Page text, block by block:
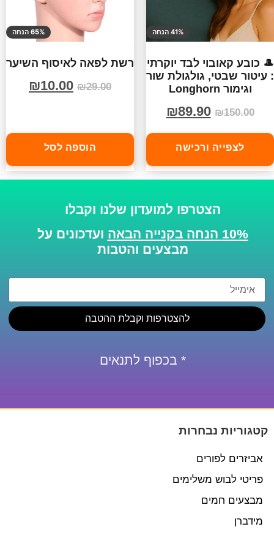
41% הנחה
🎩 כובע קאובוי לבד יוקרתי
: עיטור שבטי, גולגולת שור
וגימור Longhorn
₪150.00
₪89.90
לצפייה ורכישה
65% הנחה
רשת לפאה לאיסוף השיער
₪29.00
₪10.00
הוספה לסל
הצטרפו למועדון שלנו וקבלו
10% הנחה בקנייה הבאה
ועדכונים על
מבצעים והטבות
להצטרפות וקבלת ההטבה
* בכפוף לתנאים
קטגוריות נבחרות
אביזרים לפורים
פריטי לבוש משלימים
מבצעים חמים
מידברן